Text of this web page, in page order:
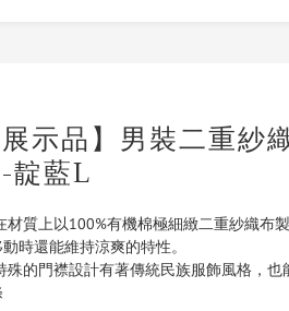
展示品】男裝二重紗
靛藍L
材質上以100%有機棉極細緻二重紗織布
時還能維持涼爽的特性。
殊的門襟設計有著傳統民族服飾風格，也